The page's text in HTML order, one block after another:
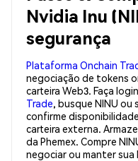
Nvidia Inu
segurança
Plataforma Onchain
negociação de tokens
carteira Web3. Faça
Trade, busque NINU
confirme
carteira externa.
da Phemex. Compre
negociar ou manter sua